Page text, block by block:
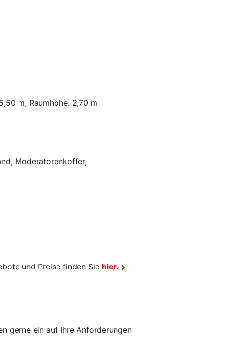
m, Raumhöhe: 2,70 m
Moderatorenkoffer,
und Preise finden Sie hier.
gerne ein auf Ihre Anforderungen